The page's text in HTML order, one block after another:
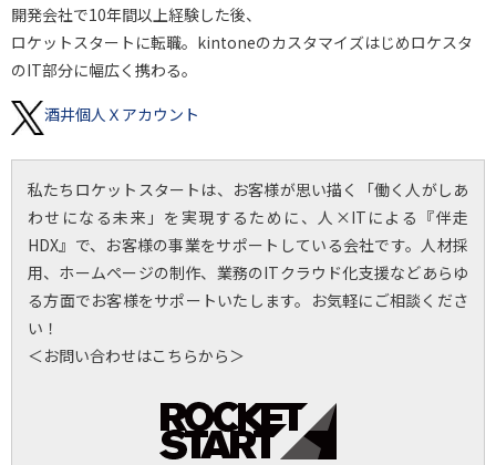
開発会社で10年間以上経験した後、
ロケットスタートに転職。kintoneのカスタマイズはじめロケスタ
のIT部分に幅広く携わる。
酒井個人Ｘアカウント
私たちロケットスタートは、お客様が思い描く「働く人がしあ
わせになる未来」を実現するために、人×ITによる『伴走
HDX』で、お客様の事業をサポートしている会社です。人材採
用、ホームページの制作、業務のITクラウド化支援などあらゆ
る方面でお客様をサポートいたします。お気軽にご相談くださ
い！
＜お問い合わせはこちらから＞